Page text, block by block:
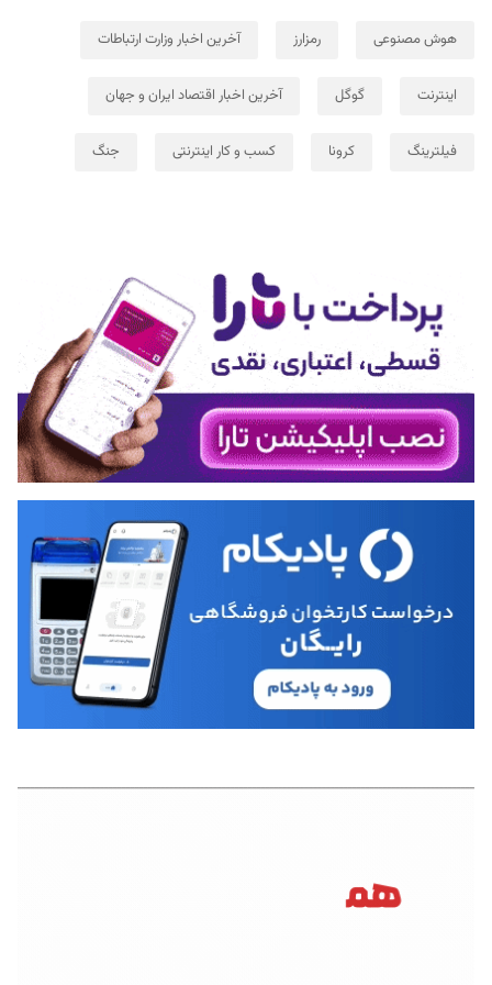
هوش مصنوعی رمزارز آخرین اخبار وزارت ارتباطات
اینترنت گوگل آخرین اخبار اقتصاد ایران و جهان
فیلترینگ کرونا کسب و کار اینترنتی جنگ